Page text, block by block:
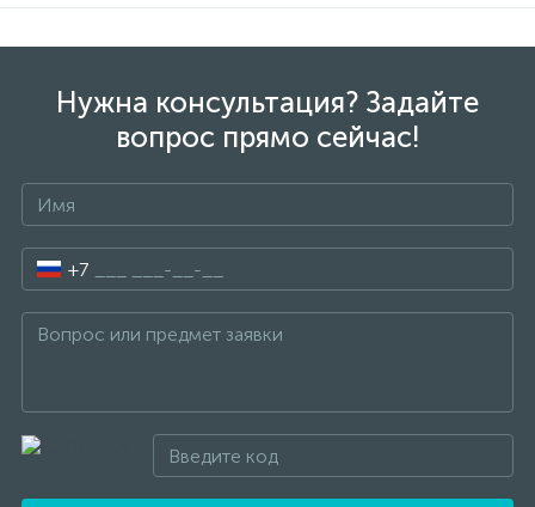
Нужна консультация? Задайте
вопрос прямо сейчас!
+7